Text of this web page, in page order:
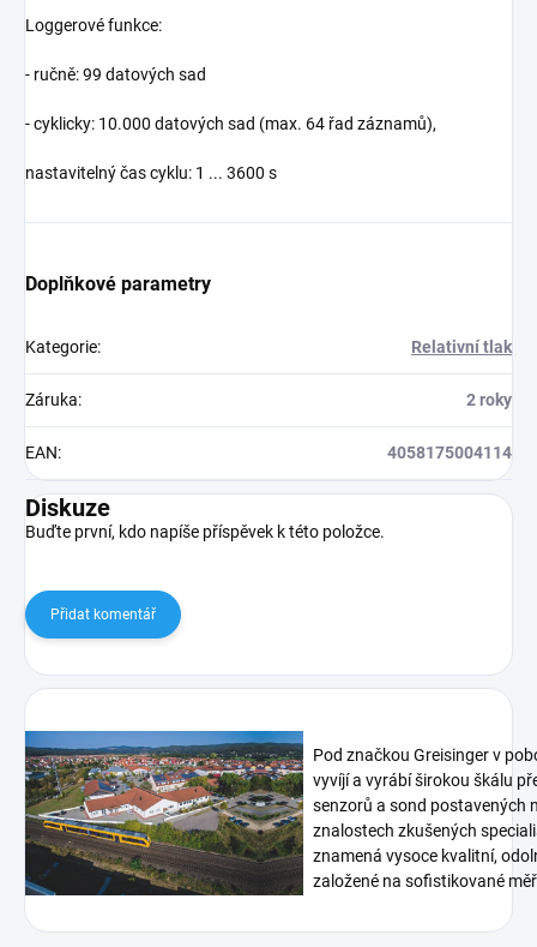
Loggerové funkce:
- ručně: 99 datových sad
- cyklicky: 10.000 datových sad (max. 64 řad záznamů),
nastavitelný čas cyklu: 1 ... 3600 s
Doplňkové parametry
Kategorie: Relativní tlak
Záruka: 2 roky
EAN: 4058175004114
Diskuze
Buďte první, kdo napíše příspěvek k této položce.
Přidat komentář
Pod značkou Greisinger v
vyvíjí a vyrábí širokou škálu
senzorů a sond postavených
znalostech zkušených
znamená vysoce kvalitní,
založené na sofistikované